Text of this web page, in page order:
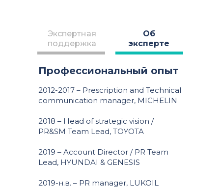
Профессиональный опыт
2012-2017 – Prescription and Technical
communication manager, MICHELIN
2018 – Head of strategic vision /
PR&SM Team Lead, TOYOTA
2019 – Account Director / PR Team
Lead, HYUNDAI & GENESIS
2019-н.в. – PR manager, LUKOIL
Экспертная
поддержка
Об
эксперте